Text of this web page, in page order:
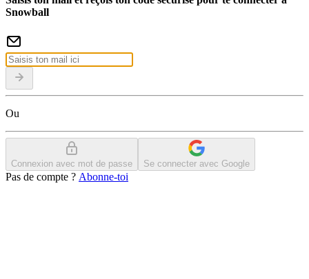
Snowball
Ou
Connexion avec mot de passe Se connecter avec Google
Pas de compte ? Abonne-toi